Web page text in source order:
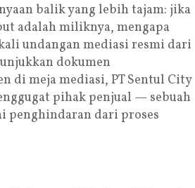
balik yang lebih tajam: jika
adalah miliknya, mengapa
undangan mediasi resmi dari
dokumen
di meja mediasi, PT Sentul City
pihak penjual — sebuah
penghindaran dari proses